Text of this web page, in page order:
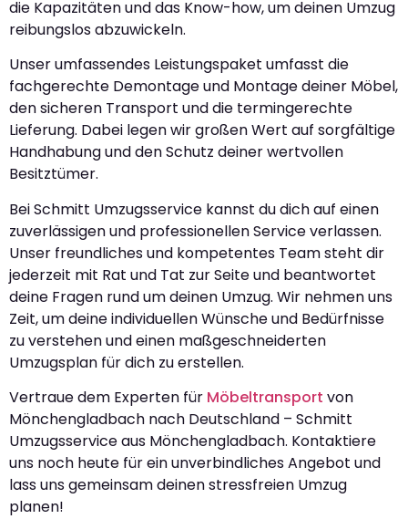
die Kapazitäten und das Know-how, um deinen Umzug
reibungslos abzuwickeln.
Unser umfassendes Leistungspaket umfasst die
fachgerechte Demontage und Montage deiner Möbel,
den sicheren Transport und die termingerechte
Lieferung. Dabei legen wir großen Wert auf sorgfältige
Handhabung und den Schutz deiner wertvollen
Besitztümer.
Bei Schmitt Umzugsservice kannst du dich auf einen
zuverlässigen und professionellen Service verlassen.
Unser freundliches und kompetentes Team steht dir
jederzeit mit Rat und Tat zur Seite und beantwortet
deine Fragen rund um deinen Umzug. Wir nehmen uns
Zeit, um deine individuellen Wünsche und Bedürfnisse
zu verstehen und einen maßgeschneiderten
Umzugsplan für dich zu erstellen.
Vertraue dem Experten für Möbeltransport von
Mönchengladbach nach Deutschland – Schmitt
Umzugsservice aus Mönchengladbach. Kontaktiere
uns noch heute für ein unverbindliches Angebot und
lass uns gemeinsam deinen stressfreien Umzug
planen!